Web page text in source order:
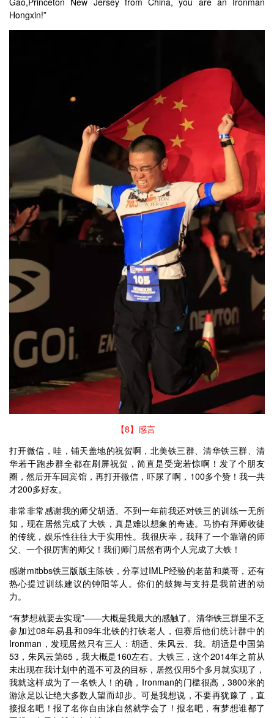
Hongxin!”
【8】感言
打开微信，哇，铺天盖地的祝贺啊，北美铁三群、清华铁三群、清
华若干跑步群全都在刷屏祝贺，简直是受宠若惊啊！发了个朋友
圈，然后开车回宾馆，再打开微信，吓尿了啊，100多个赞！我一共
才200多好友。
非常非常感谢我的师父胡适。不到一年前我还对铁三的训练一无所
知，现在居然完成了大铁，真是难以想象的奇迹。马协有拜师收徒
的传统，娱乐性往往大于实用性。我很庆幸，我拜了一个靠谱的师
父、一个很厉害的师父！我们师门居然有两个人完成了大铁！
感谢mitbbs铁三版版主陈铁，分享过IMLP经验的老苗和菜哥，还有
热心提过训练建议的钟阳等人。你们的鼓舞与支持是我前进的动
力。
“有梦想就要去实现”——大概是我最大的感触了。清华铁三群里不乏
参加过08年易县和09年北铁的打铁老人，但赛后他们统计群中的
Ironman，发现居然只有三人：胡适、朱风云、我。胡适是中国第
53，朱风云第65，我大概是160左右。大铁三，这个2014年之前从
未出现在我计划中的遥不可及的目标，居然仅用5个多月就实现了，
我就这样成为了一名铁人！的确，Ironman的门槛很高，3800米的
游泳足以让绝大多数人望而却步。可是我想说，不要再犹豫了，直
接报名吧！报了名你自由泳自然就学会了！报名吧，有梦想谁都了